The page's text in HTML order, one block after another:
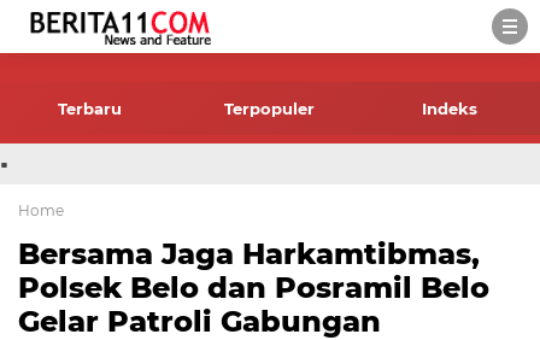
Terbaru Terpopuler Indeks
.
Home
Bersama Jaga Harkamtibmas,
Polsek Belo dan Posramil Belo
Gelar Patroli Gabungan